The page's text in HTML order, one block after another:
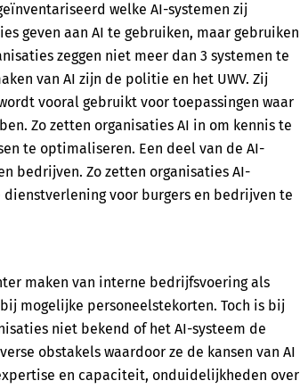
welke AI-systemen zij
geven aan AI te gebruiken, maar gebruiken
zeggen niet meer dan 3 systemen te
van AI zijn de politie en het UWV. Zij
vooral gebruikt voor toepassingen waar
Zo zetten organisaties AI in om kennis te
te optimaliseren. Een deel van de AI-
bedrijven. Zo zetten organisaties AI-
voor burgers en bedrijven te
maken van interne bedrijfsvoering als
mogelijke personeelstekorten. Toch is bij
niet bekend of het AI-systeem de
obstakels waardoor ze de kansen van AI
en capaciteit, onduidelijkheden over